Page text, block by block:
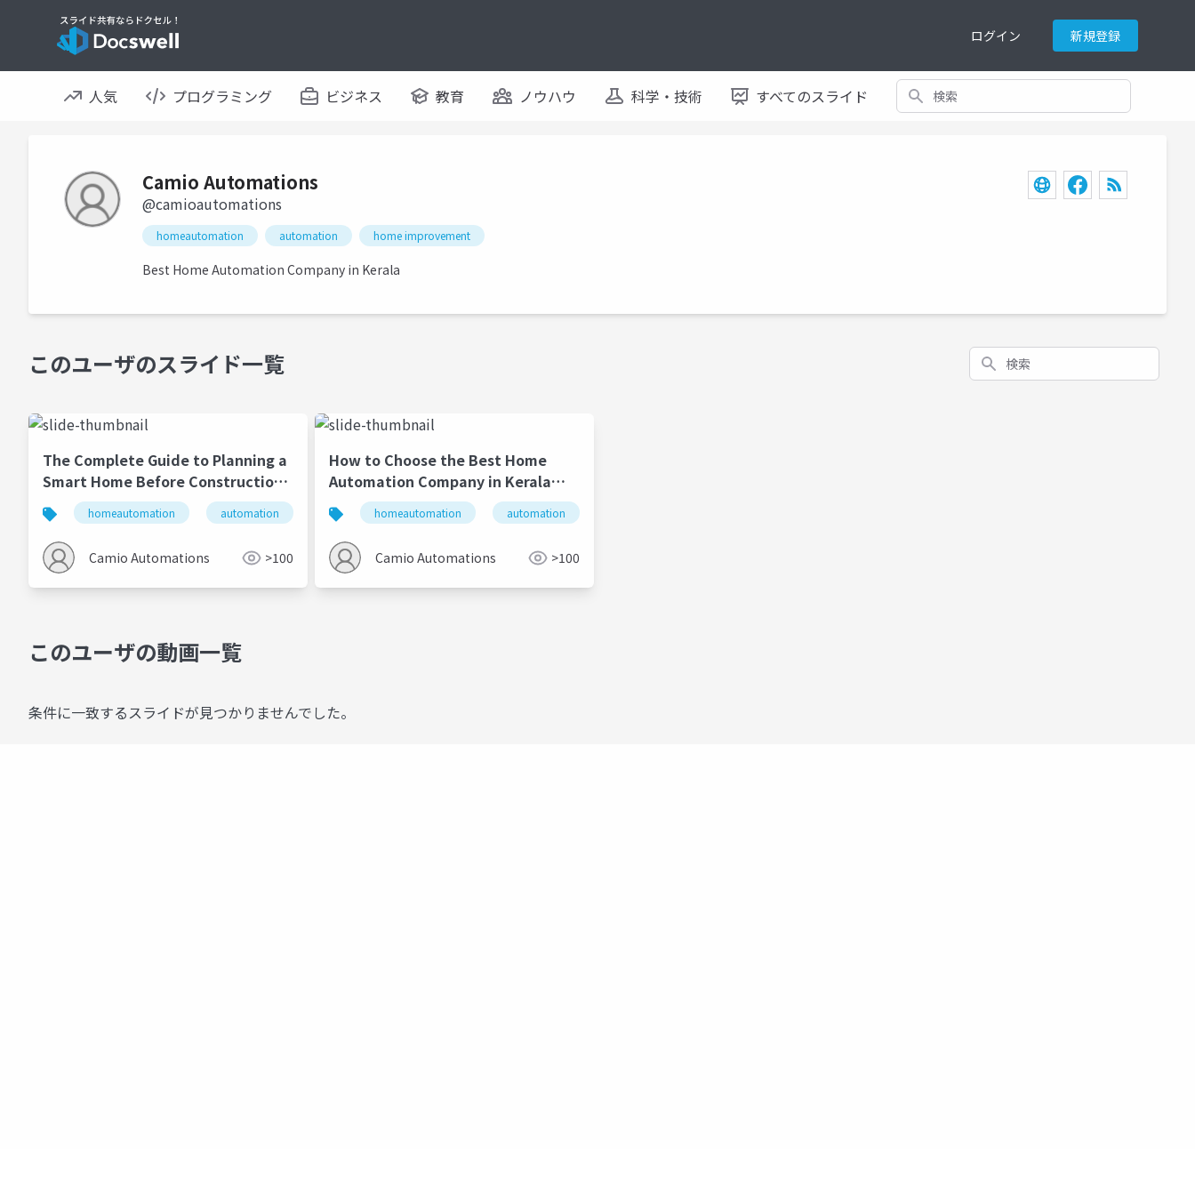
ログイン 新規登録
人気 プログラミング ビジネス 教育 ノウハウ 科学・技術 すべてのスライド 検索
Camio Automations
@camioautomations
homeautomation automation home improvement
Best Home Automation Company in Kerala
このユーザのスライド一覧 検索
The Complete Guide to Planning a
Smart Home Before Construction
Beginshomeautomation automation home improvement office automation
Camio Automations >100
How to Choose the Best Home
Automation Company in Kerala
2026
homeautomation automation
Camio Automations >100
このユーザの動画一覧
条件に一致するスライドが見つかりませんでした。